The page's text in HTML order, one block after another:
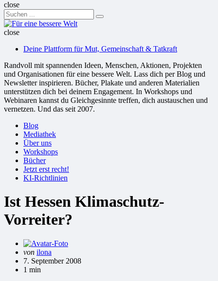
close
Search
for:
Suchen
Für
Welt
close
Deine Plattform für Mut, Gemeinschaft & Tatkraft
Randvoll mit spannenden Ideen, Menschen, Aktionen, Projekten
und Organisationen für eine bessere Welt. Lass dich per Blog und
Newsletter inspirieren. Bücher, Plakate und anderen Materialien
unterstützen dich bei deinem Engagement. In Workshops und
Webinaren kannst du Gleichgesinnte treffen, dich austauschen und
vernetzen. Und das seit 2007.
Blog
Mediathek
Über uns
Workshops
Bücher
Jetzt erst recht!
KI-Richtlinien
Ist Hessen Klimaschutz-
Vorreiter?
Gepostet
von
von ilona
7. September 2008
1 min